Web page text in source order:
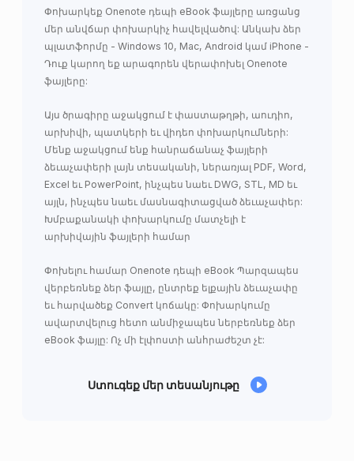
Փոխարկեք Onenote դեպի eBook ֆայլերը առցանց
մեր անվճար փոխարկիչ հավելվածով: Անկախ ձեր
պլատֆորմը - Windows 10, Mac, Android կամ iPhone -
Դուք կարող եք արագորեն վերափոխել Onenote
ֆայլերը:
Այս ծրագիրը աջակցում է փաստաթղթի, աուդիո,
արխիվի, պատկերի եւ վիդեո փոխարկումների:
Մենք աջակցում ենք հանրաճանաչ ֆայլերի
ձեւաչափերի լայն տեսականի, ներառյալ PDF, Word,
Excel եւ PowerPoint, ինչպես նաեւ DWG, STL, MD եւ
այլն, ինչպես նաեւ մասնագիտացված ձեւաչափեր:
Խմբաքանակի փոխարկումը մատչելի է
արխիվային ֆայլերի համար
Փոխելու համար Onenote դեպի eBook Պարզապես
վերբեռնեք ձեր ֆայլը, ընտրեք ելքային ձեւաչափը
եւ հարվածեք Convert կոճակը: Փոխարկումը
ավարտվելուց հետո անմիջապես ներբեռնեք ձեր
eBook ֆայլը: Ոչ մի էլփոստի անհրաժեշտ չէ:
Ստուգեք մեր տեսանյութը